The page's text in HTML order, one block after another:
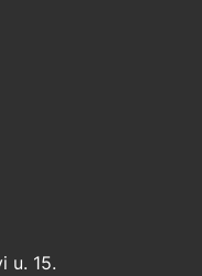
u. 15.